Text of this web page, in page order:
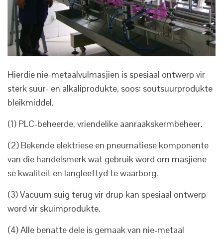
Hierdie nie-metaalvulmasjien is spesiaal ontwerp vir
sterk suur- en alkaliprodukte, soos: soutsuurprodukte
bleikmiddel.
(1) PLC-beheerde, vriendelike aanraakskermbeheer.
(2) Bekende elektriese en pneumatiese komponente
van die handelsmerk wat gebruik word om masjiene
se kwaliteit en langleeftyd te waarborg.
(3) Vacuum suig terug vir drup kan spesiaal ontwerp
word vir skuimprodukte.
(4) Alle benatte dele is gemaak van nie-metaal